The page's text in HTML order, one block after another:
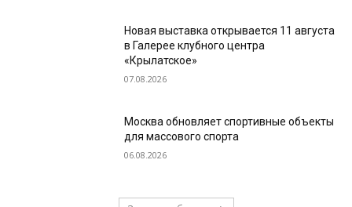
Новая выставка открывается 11 августа
в Галерее клубного центра
«Крылатское»
07.08.2026
Москва обновляет спортивные объекты
для массового спорта
06.08.2026